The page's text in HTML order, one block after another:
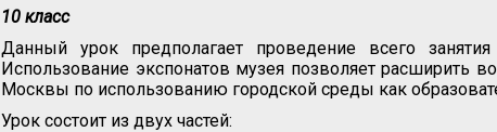
10 класс
Данный урок предполагает проведение всего
Использование экспонатов музея позволяет расширить
Москвы по использованию городской среды как
Урок состоит из двух частей: